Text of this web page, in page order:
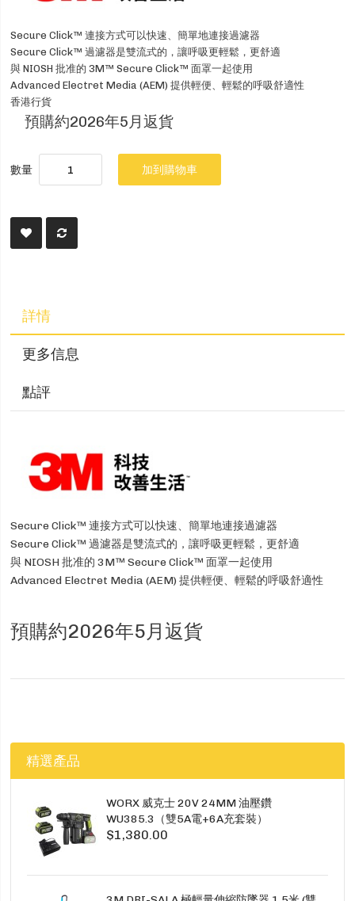
Secure Click™ 連接方式可以快速、簡單地連接過濾器
Secure Click™ 過濾器是雙流式的，讓呼吸更輕鬆，更舒適
與 NIOSH 批准的 3M™ Secure Click™ 面罩一起使用
Advanced Electret Media (AEM) 提供輕便、輕鬆的呼吸舒適性
香港行貨
預購約2026年5月返貨
數量 加到購物車
詳情
更多信息
點評
Secure Click™ 連接方式可以快速、簡單地連接過濾器
Secure Click™ 過濾器是雙流式的，讓呼吸更輕鬆，更舒適
與 NIOSH 批准的 3M™ Secure Click™ 面罩一起使用
Advanced Electret Media (AEM) 提供輕便、輕鬆的呼吸舒適性
預購約2026年5月返貨
精選產品
WORX 威克士 20V 24MM 油壓鑽
WU385.3（雙5A電+6A充套裝）
$1,380.00